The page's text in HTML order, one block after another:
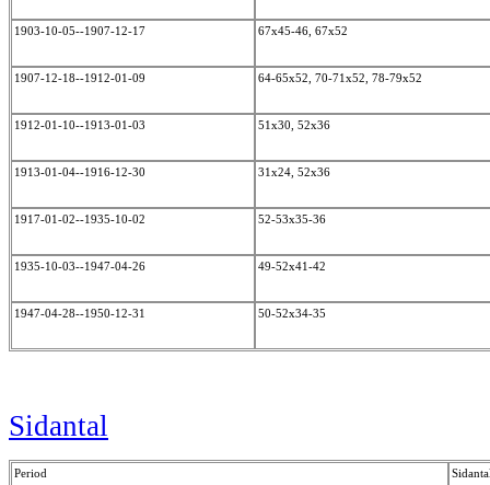
1903-10-05--1907-12-17 67x45-46, 67x52
1907-12-18--1912-01-09 64-65x52, 70-71x52, 78-79x52
1912-01-10--1913-01-03 51x30, 52x36
1913-01-04--1916-12-30 31x24, 52x36
1917-01-02--1935-10-02 52-53x35-36
1935-10-03--1947-04-26 49-52x41-42
1947-04-28--1950-12-31 50-52x34-35
Sidantal
Period